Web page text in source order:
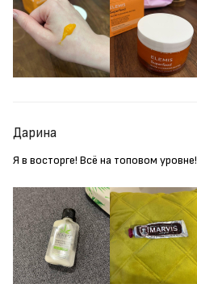
Дарина
Я в восторге! Всё на топовом уровне!